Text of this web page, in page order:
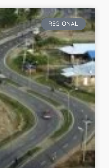
REGIONAL